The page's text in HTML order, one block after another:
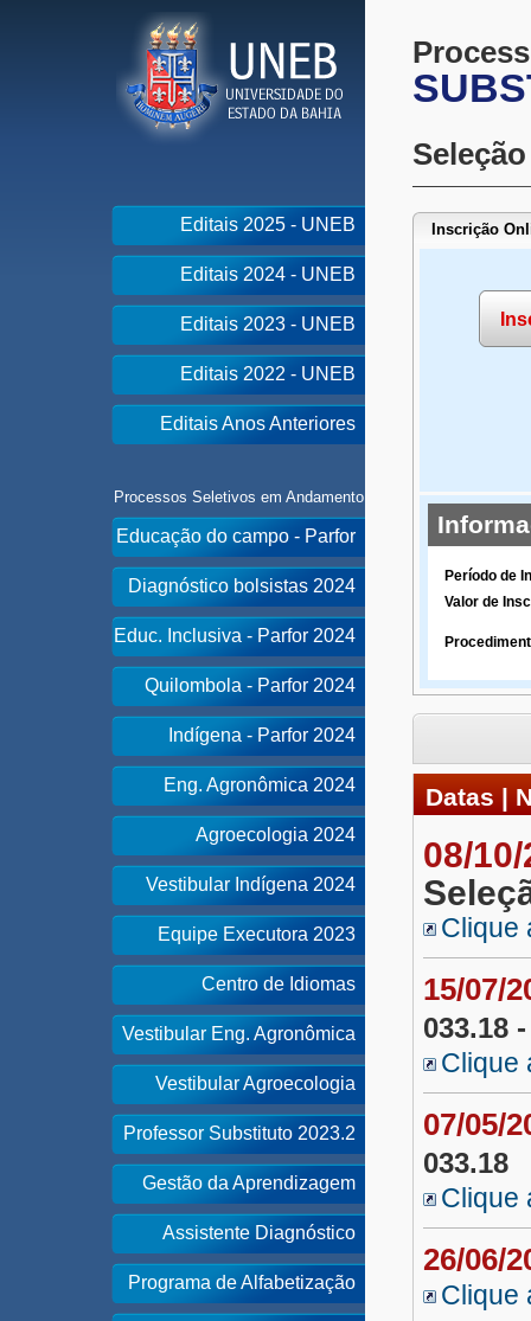
Editais 2025 - UNEB
Editais 2024 - UNEB
Editais 2023 - UNEB
Editais 2022 - UNEB
Editais Anos Anteriores
Processos Seletivos em Andamento
Educação do campo - Parfor
Diagnóstico bolsistas 2024
Educ. Inclusiva - Parfor 2024
Quilombola - Parfor 2024
Indígena - Parfor 2024
Eng. Agronômica 2024
Agroecologia 2024
Vestibular Indígena 2024
Equipe Executora 2023
Centro de Idiomas
Vestibular Eng. Agronômica
Vestibular Agroecologia
Professor Substituto 2023.2
Gestão da Aprendizagem
Assistente Diagnóstico
Programa de Alfabetização
Inscrição
Período de
Valor de
Datas |
08/
Clique
15/07/
033.18
Clique
07/05/
033.18
Clique
26/06/
Clique